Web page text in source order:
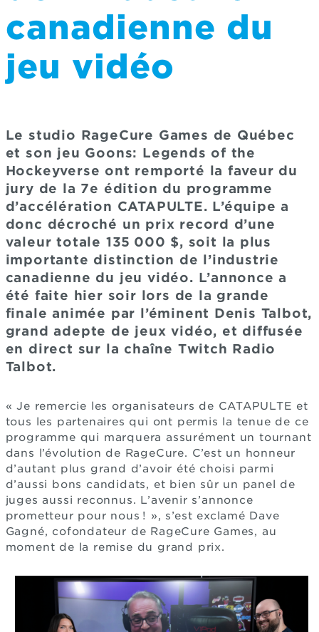
canadienne du
jeu vidéo
Le studio RageCure Games de Québec
et son jeu Goons: Legends of the
Hockeyverse ont remporté la faveur du
jury de la 7e édition du programme
d’accélération CATAPULTE. L’équipe a
donc décroché un prix record d’une
valeur totale 135 000 $, soit la plus
importante distinction de l’industrie
canadienne du jeu vidéo. L’annonce a
été faite hier soir lors de la grande
finale animée par l’éminent Denis Talbot,
grand adepte de jeux vidéo, et diffusée
en direct sur la chaîne Twitch Radio
Talbot.
« Je remercie les organisateurs de CATAPULTE et
tous les partenaires qui ont permis la tenue de ce
programme qui marquera assurément un tournant
dans l’évolution de RageCure. C’est un honneur
d’autant plus grand d’avoir été choisi parmi
d’aussi bons candidats, et bien sûr un panel de
juges aussi reconnus. L’avenir s’annonce
prometteur pour nous ! », s’est exclamé Dave
Gagné, cofondateur de RageCure Games, au
moment de la remise du grand prix.